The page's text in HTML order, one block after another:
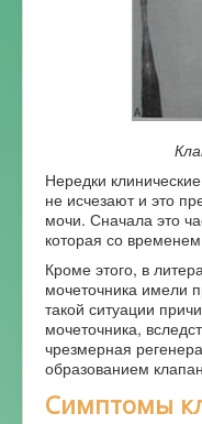
Нередки
не исчезают и это
мочи. Сначала это
которая со
Кроме этого, в
мочеточника имели
такой ситуации
мочеточника,
чрезмерная
образованием
Симптомы